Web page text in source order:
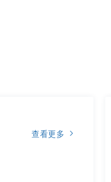
查看更多